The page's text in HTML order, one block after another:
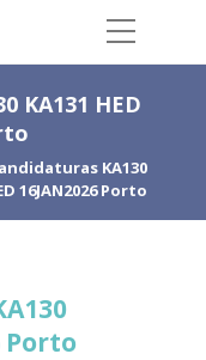
KA131 HED
KA130
16JAN2026 Porto
Porto